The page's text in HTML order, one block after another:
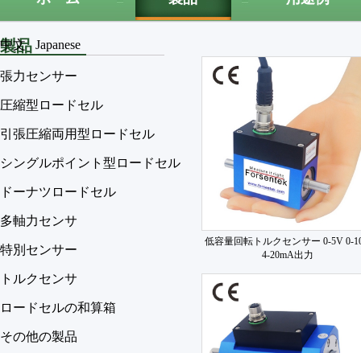
中文 Japanese
製品
張力センサー
圧縮型ロードセル
引張圧縮両用型ロードセル
シングルポイント型ロードセル
ドーナツロードセル
多軸力センサ
特別センサー
トルクセンサ
ロードセルの和算箱
その他の製品
低容量回転トルクセンサー 0-5V 0-
4-20mA出力